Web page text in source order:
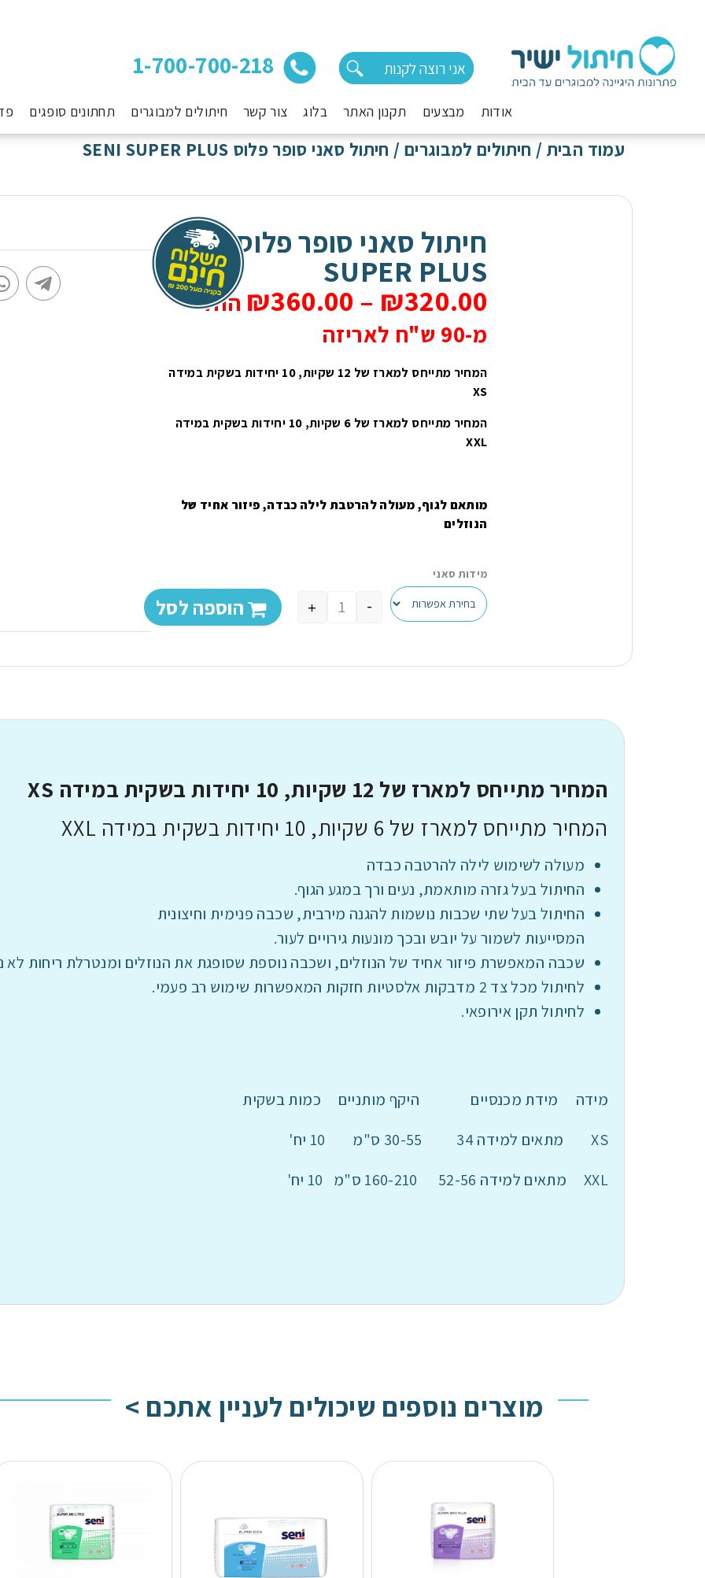
1-700-700-218
אודות מבצעים תקנון האתר בלוג צור קשר חיתולים למבוגרים תחתונים סופגים
עמוד הבית / חיתולים למבוגרים / חיתול סאני סופר פלוס SENI SUPER PLUS
חיתול סאני סופר פלוס SENI
SUPER PLUS
₪320.00
–
₪360.00
החל
מ-90 ש"ח לאריזה
המחיר מתייחס למארז של 12 שקיות, 10 יחידות בשקית במידה
XS
המחיר מתייחס למארז של 6 שקיות, 10 יחידות בשקית במידה
XXL
מותאם לגוף, מעולה להרטבת לילה כבדה, פיזור אחיד של
הנוזלים
מידות סאני
-
+ הוספה לסל
המחיר מתייחס למארז של 12 שקיות, 10 יחידות בשקית במידה XS
המחיר מתייחס למארז של 6 שקיות, 10 יחידות בשקית במידה XXL
מעולה לשימוש לילה להרטבה כבדה
החיתול בעל גזרה מותאמת, נעים ורך במגע הגוף.
החיתול בעל שתי שכבות נושמות להגנה מירבית, שכבה פנימית וחיצונית
המסייעות לשמור על יובש ובכך מונעות גירויים לעור.
שכבה המאפשרת פיזור אחיד של הנוזלים, ושכבה נוספת שסופגת את הנוזלים ומנטרלת ריחות לא
לחיתול מכל צד 2 מדבקות אלסטיות חזקות המאפשרות שימוש רב פעמי.
לחיתול תקן אירופאי.
מידה מידת מכנסיים היקף מותניים כמות בשקית
XS מתאים למידה 34 30-55 ס"מ 10 יח'
XXL מתאים למידה 52-56 160-210 ס"מ 10 יח'
מוצרים נוספים שיכולים לעניין אתכם >